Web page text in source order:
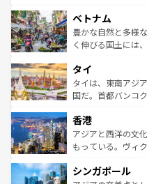
参照してほしい。
容にもいいと評判
が味わ
照してほしい。
き、地方に足を延
できる。そして、
まで、さまざまな
リティに包まれな
覧を参照してほし
ベトナム
豊かな自然と多様
く伸びる国土には
急速な発展と共に
ーチミン市のフラ
醸し出している。
とつ。フォーやバ
ひ現地で味わいた
が旅行者を迎えて
参照してほしい。
タイ
タイは、東南アジ
国だ。首都バンコ
の活気が交差して
帯で自然と触れ合
いビーチでリゾー
激する。気候は一
香港
アジアと西洋の文
もっている。ヴィ
み、どこを訪れて
シンガポール